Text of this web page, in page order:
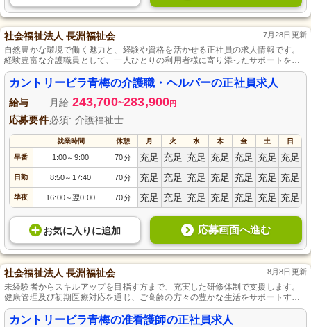
社会福祉法人 長淵福祉会 7月28日更新
自然豊かな環境で働く魅力と、経験や資格を活かせる正社員の求人情報です。
経験豊富な介護職員として、一人ひとりの利用者様に寄り添ったサポートを提
供しませんか？安定した雇用と共に、心温まる介護を実践することができま
す。
カントリービラ青梅の介護職・ヘルパーの正社員求人
給与 月給 243,700~283,900円
応募要件必須: 介護福祉士
就業時間 休憩 月 火 水 木 金 土 日
早番 1:00～ 9:00 70分 充足 充足 充足 充足 充足 充足 充足
日勤 8:50～ 17:40 70分 充足 充足 充足 充足 充足 充足 充足
準夜 16:00～翌0:00 70分 充足 充足 充足 充足 充足 充足 充足
お気に入り に追加 応募画面へ進む
社会福祉法人 長淵福祉会 8月8日更新
未経験者からスキルアップを目指す方まで、充実した研修体制で支援します。
健康管理及び初期医療対応を通じ、ご高齢の方々の豊かな生活をサポートする
やりがいのある仕事です。自然豊かな環境で、心温まる看護を提供しません
か。
カントリービラ青梅の准看護師の正社員求人